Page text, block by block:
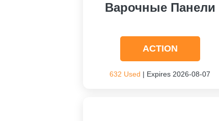
Варочные Панели
ACTION
632 Used | Expires 2026-08-07